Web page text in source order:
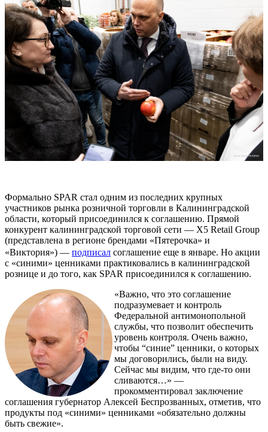
Формально SPAR стал одним из последних крупных
участников рынка розничной торговли в Калининградской
области, который присоединился к соглашению. Прямой
конкурент калининградской торговой сети — X5 Retail Group
(представлена в регионе брендами «Пятерочка» и
«Виктория») — подписал соглашение еще в январе. Но акции
с «синими» ценниками практиковались в калининградской
рознице и до того, как SPAR присоединился к соглашению.
«Важно, что это соглашение
подразумевает и контроль
Федеральной антимонопольной
службы, что позволит обеспечить
уровень контроля. Очень важно,
чтобы “синие” ценники, о которых
мы договорились, были на виду.
Сейчас мы видим, что где-то они
сливаются…» —
прокомментировал заключение
соглашения губернатор Алексей Беспрозванных, отметив, что
продукты под «синими» ценниками «обязательно должны
быть свежие».